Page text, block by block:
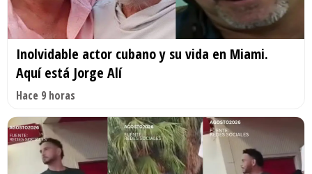
Inolvidable actor cubano y su vida en Miami.
Aquí está Jorge Alí
Hace 9 horas